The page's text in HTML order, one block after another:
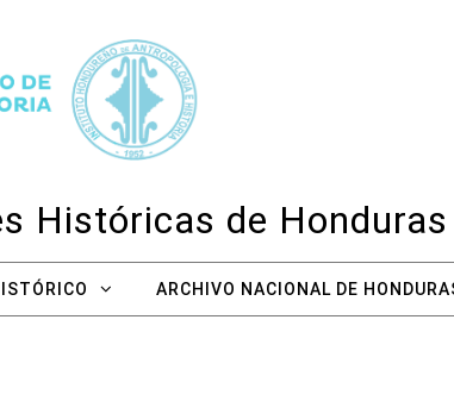
Históricas de
ARCHIVO NACIONAL DE